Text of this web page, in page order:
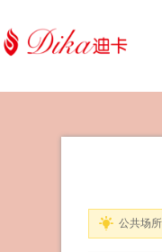
公共场